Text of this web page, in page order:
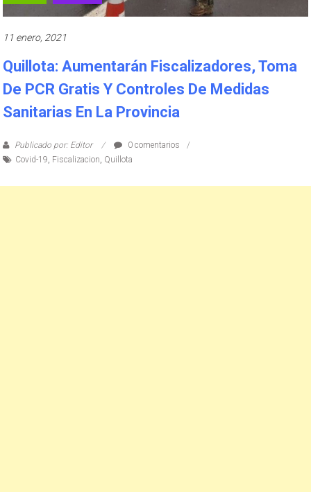
11 enero, 2021
Quillota: Aumentarán Fiscalizadores, Toma
De PCR Gratis Y Controles De Medidas
Sanitarias En La Provincia
Publicado por: Editor
0 comentarios
Covid-19 Fiscalizacion Quillota